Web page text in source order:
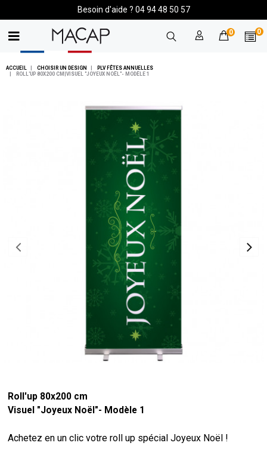
Besoin d'aide ? 04 94 48 50 57
0 0
ACCUEIL CHOISIR UN DESIGN
PLV FÊTES ANNUELLES
ROLL'UP 80X200 CM|VISUEL "JOYEUX NOËL"- MODÈLE 1
Roll'up 80x200 cm
Visuel "Joyeux Noël"- Modèle 1
Achetez en un clic votre roll up spécial Joyeux Noël !